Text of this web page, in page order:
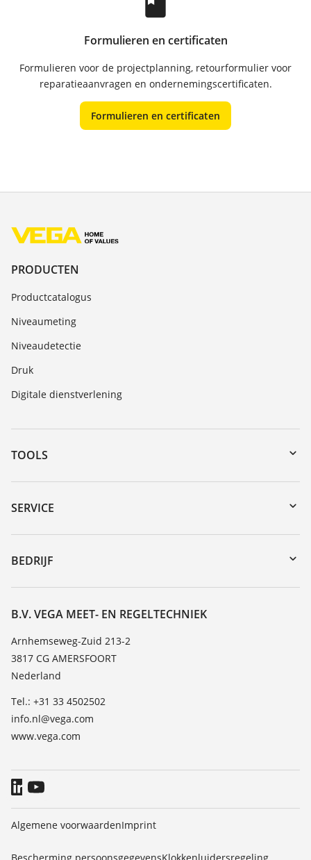
Formulieren en certificaten
Formulieren voor de projectplanning, retourformulier voor
reparatieaanvragen en ondernemingscertificaten.
Formulieren en certificaten
PRODUCTEN
Productcatalogus
Niveaumeting
Niveaudetectie
Druk
Digitale dienstverlening
TOOLS
myVEGA
Downloads
DTM Collection/PACTware
SERVICE
Reparatieformulier instrument
Seminars
Bestendigheidslijst
TeamViewer
BEDRIJF
Vacature
Over VEGA
Contact
Nieuws
Persberichten
Blog
B.V. VEGA MEET- EN REGELTECHNIEK
Arnhemseweg-Zuid 213-2
3817 CG AMERSFOORT
Nederland
Tel.: +31 33 4502502
info.nl@vega.com
www.vega.com
Algemene voorwaardenImprint